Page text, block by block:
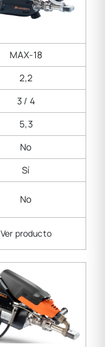
MAX-18
2,2
3 / 4
5,3
No
Sí
No
Ver producto